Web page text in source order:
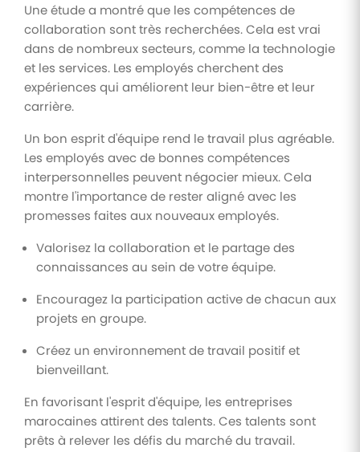
Une étude a montré que les compétences de
collaboration sont très recherchées. Cela est vrai
dans de nombreux secteurs, comme la technologie
et les services. Les employés cherchent des
expériences qui améliorent leur bien-être et leur
carrière.
Un bon esprit d'équipe rend le travail plus agréable.
Les employés avec de bonnes compétences
interpersonnelles peuvent négocier mieux. Cela
montre l'importance de rester aligné avec les
promesses faites aux nouveaux employés.
Valorisez la collaboration et le partage des
connaissances au sein de votre équipe.
Encouragez la participation active de chacun aux
projets en groupe.
Créez un environnement de travail positif et
bienveillant.
En favorisant l'esprit d'équipe, les entreprises
marocaines attirent des talents. Ces talents sont
prêts à relever les défis du marché du travail.